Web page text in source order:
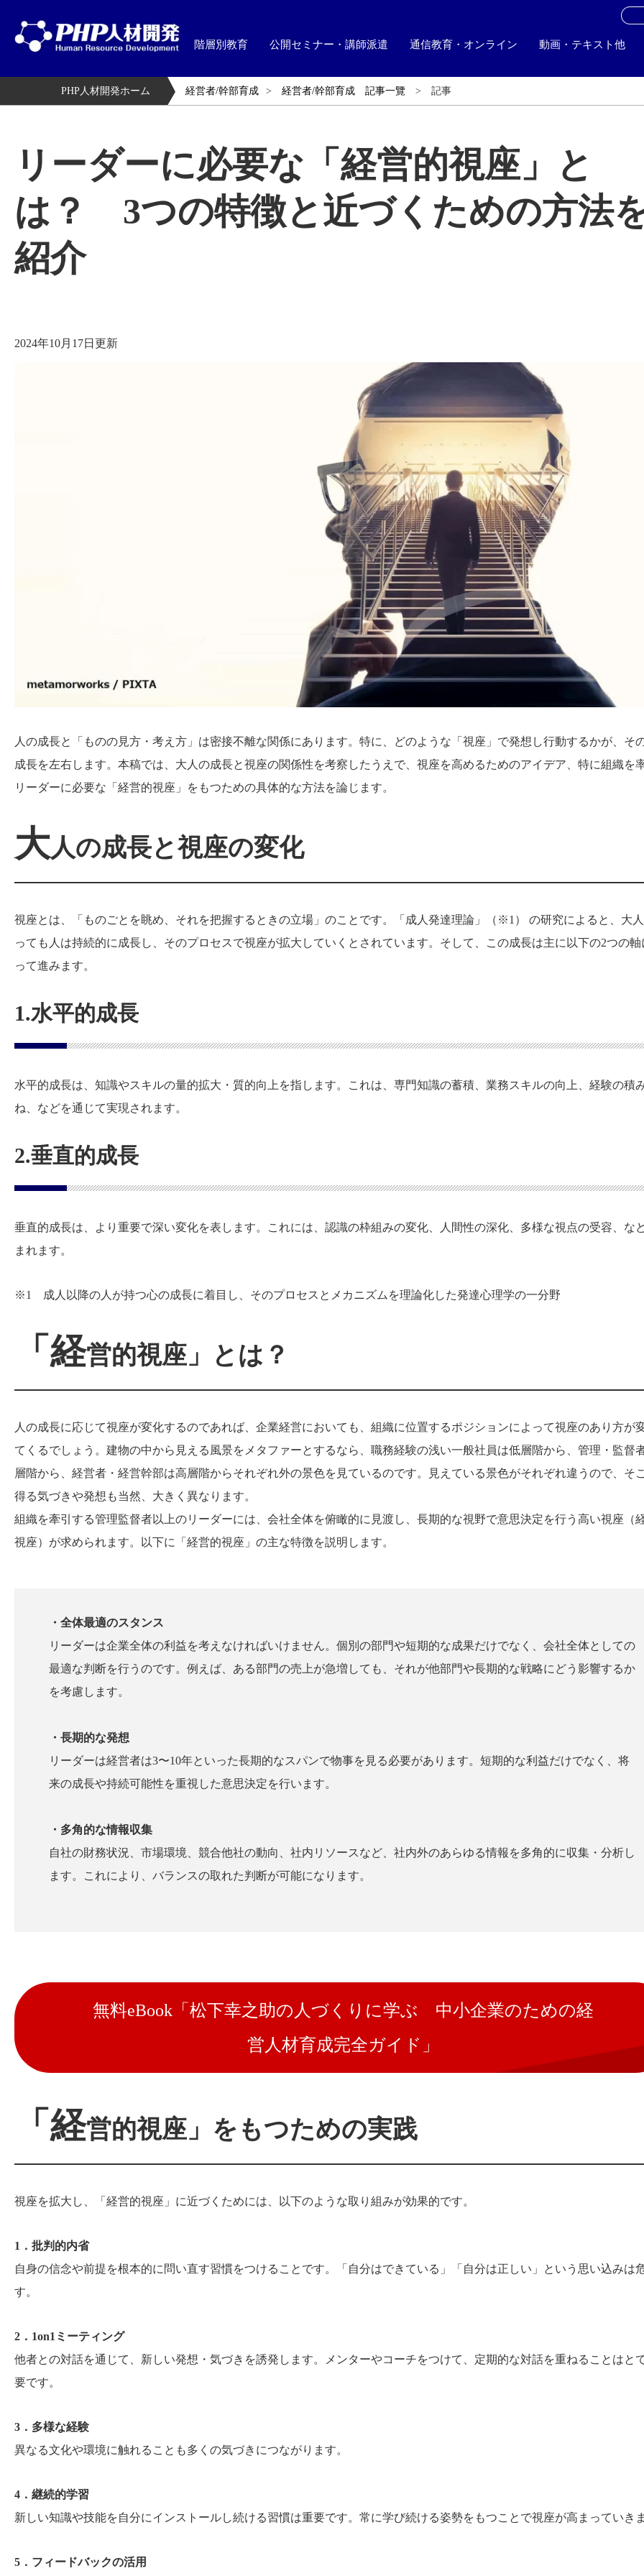
階層別教育 公開セミナー・講師派遣 通信教育・オンライン 動画・テキスト他
PHP人材開発ホーム 経営者/幹部育成 経営者/幹部育成 記事一覽 記事
リーダーに必要な「経営的視座」と
は？ 3つの特徴と近づくための方法
紹介
2024年10月17日更新
人の成長と「ものの見方・考え方」は密接不離な関係にあります。特に、どのような「視座」で発想し行動するかが、そ
成長を左右します。本稿では、大人の成長と視座の関係性を考察したうえで、視座を高めるためのアイデア、特に組織を
リーダーに必要な「経営的視座」をもつための具体的な方法を論じます。
大人の成長と視座の変化
視座とは、「ものごとを眺め、それを把握するときの立場」のことです。「成人発達理論」（※1） の研究によると、大
っても人は持続的に成長し、そのプロセスで視座が拡大していくとされています。そして、この成長は主に以下の2つの軸
って進みます。
1.水平的成長
水平的成長は、知識やスキルの量的拡大・質的向上を指します。これは、専門知識の蓄積、業務スキルの向上、経験の積
ね、などを通じて実現されます。
2.垂直的成長
垂直的成長は、より重要で深い変化を表します。これには、認識の枠組みの変化、人間性の深化、多様な視点の受容、な
まれます。
※1 成人以降の人が持つ心の成長に着目し、そのプロセスとメカニズムを理論化した発達心理学の一分野
「経営的視座」とは？
人の成長に応じて視座が変化するのであれば、企業経営においても、組織に位置するポジションによって視座のあり方が
てくるでしょう。建物の中から見える風景をメタファーとするなら、職務経験の浅い一般社員は低層階から、管理・監督
層階から、経営者・経営幹部は高層階からそれぞれ外の景色を見ているのです。見えている景色がそれぞれ違うので、そ
得る気づきや発想も当然、大きく異なります。
組織を牽引する管理監督者以上のリーダーには、会社全体を俯瞰的に見渡し、長期的な視野で意思決定を行う高い視座（
視座）が求められます。以下に「経営的視座」の主な特徴を説明します。
・全体最適のスタンス
リーダーは企業全体の利益を考えなければいけません。個別の部門や短期的な成果だけでなく、会社全体としての
最適な判断を行うのです。例えば、ある部門の売上が急増しても、それが他部門や長期的な戦略にどう影響するか
を考慮します。
・長期的な発想
リーダーは経営者は3〜10年といった長期的なスパンで物事を見る必要があります。短期的な利益だけでなく、将
来の成長や持続可能性を重視した意思決定を行います。
・多角的な情報収集
自社の財務状況、市場環境、競合他社の動向、社内リソースなど、社内外のあらゆる情報を多角的に収集・分析し
ます。これにより、バランスの取れた判断が可能になります。
無料eBook「松下幸之助の人づくりに学ぶ 中小企業のための経
営人材育成完全ガイド」
「経営的視座」をもつための実践
視座を拡大し、「経営的視座」に近づくためには、以下のような取り組みが効果的です。
1．批判的内省
自身の信念や前提を根本的に問い直す習慣をつけることです。「自分はできている」「自分は正しい」という思い込みは
す。
2．1on1ミーティング
他者との対話を通じて、新しい発想・気づきを誘発します。メンターやコーチをつけて、定期的な対話を重ねることはと
要です。
3．多様な経験
異なる文化や環境に触れることも多くの気づきにつながります。
4．継続的学習
新しい知識や技能を自分にインストールし続ける習慣は重要です。常に学び続ける姿勢をもつことで視座が高まっていきま
5．フィードバックの活用